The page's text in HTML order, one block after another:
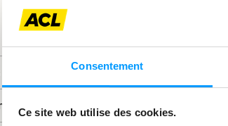
Consentement
Ce site web utilise des cookies.
186 €